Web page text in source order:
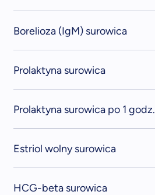
Borelioza (IgM) surowica
Prolaktyna surowica
Prolaktyna surowica po 1 godz.
Estriol wolny surowica
HCG-beta surowica